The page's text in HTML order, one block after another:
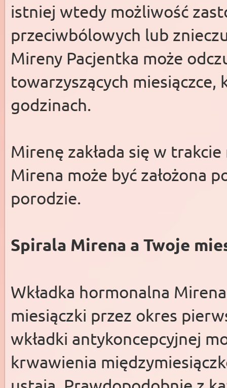
istniej wtedy możliwość
przeciwbólowych lub
Mireny Pacjentka może
towarzyszących
godzinach.
Mirenę zakłada się w
Mirena może być założona
porodzie.
Spirala Mirena a Twoje
Wkładka hormonalna
miesiączki przez okres
wkładki antykoncepcyjnej
krwawienia